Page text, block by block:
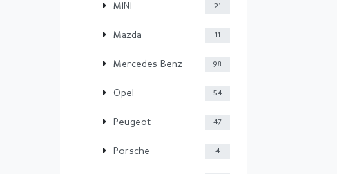
MINI 21
Mazda 11
Mercedes Benz 98
Opel 54
Peugeot 47
Porsche 4